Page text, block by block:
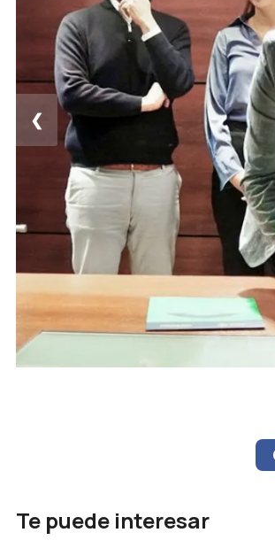
❮
Te puede interesar